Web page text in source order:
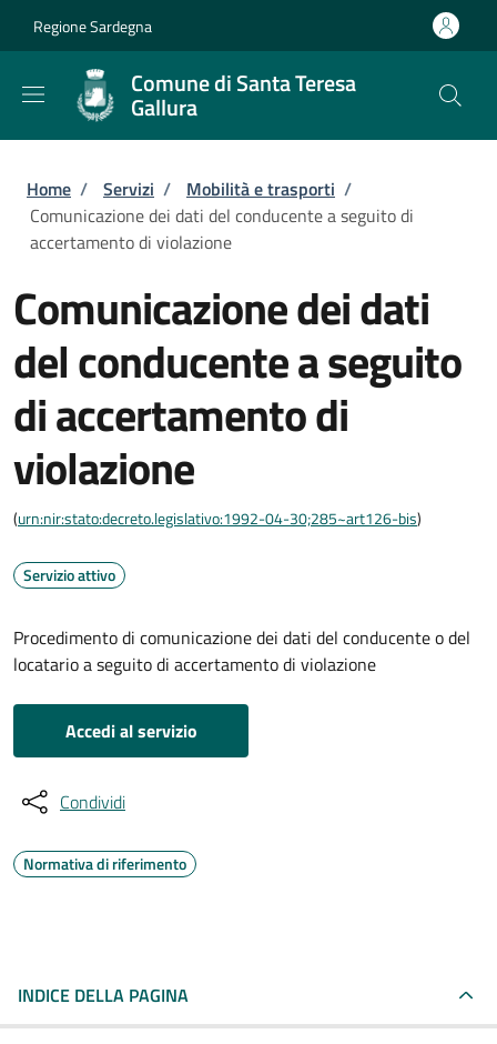
Regione Sardegna
Comune di Santa Teresa
Gallura
Briciole di pane
Home / Servizi / Mobilità e trasporti /
Comunicazione dei dati del conducente a seguito di
accertamento di violazione
Comunicazione dei dati
del conducente a seguito
di accertamento di
violazione
(urn:nir:stato:decreto.legislativo:1992-04-30;285~art126-bis)
Servizio attivo
Procedimento di comunicazione dei dati del conducente o del
locatario a seguito di accertamento di violazione
Accedi al servizio
Condividi
Normativa di riferimento
INDICE DELLA PAGINA